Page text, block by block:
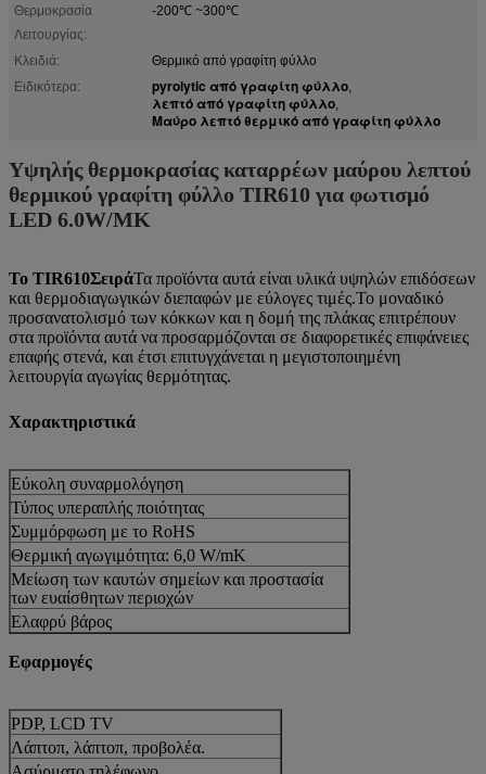
Θερμοκρασία
Λειτουργίας:
-200℃ ~300℃
Κλειδιά:
Θερμικό από γραφίτη φύλλο
Ειδικότερα:
pyrolytic από γραφίτη φύλλο,
λεπτό από γραφίτη φύλλο,
Μαύρο λεπτό θερμικό από γραφίτη φύλλο
Υψηλής θερμοκρασίας καταρρέων μαύρου λεπτού
θερμικού γραφίτη φύλλο TIR610 για φωτισμό
LED 6.0W/MK
Το TIR610ΣειράΤα προϊόντα αυτά είναι υλικά υψηλών επιδόσεων
και θερμοδιαγωγικών διεπαφών με εύλογες τιμές.Το μοναδικό
προσανατολισμό των κόκκων και η δομή της πλάκας επιτρέπουν
στα προϊόντα αυτά να προσαρμόζονται σε διαφορετικές επιφάνειες
επαφής στενά, και έτσι επιτυγχάνεται η μεγιστοποιημένη
λειτουργία αγωγίας θερμότητας.
Χαρακτηριστικά
Εύκολη συναρμολόγηση
Τύπος υπεραπλής ποιότητας
Συμμόρφωση με το RoHS
Θερμική αγωγιμότητα: 6,0 W/mK
Μείωση των καυτών σημείων και προστασία
των ευαίσθητων περιοχών
Ελαφρύ βάρος
Εύκολη παραγωγή για μεγάλης παραγωγής
Εφαρμογές
PDP, LCD TV
Λάπτοπ, λάπτοπ, προβολέα.